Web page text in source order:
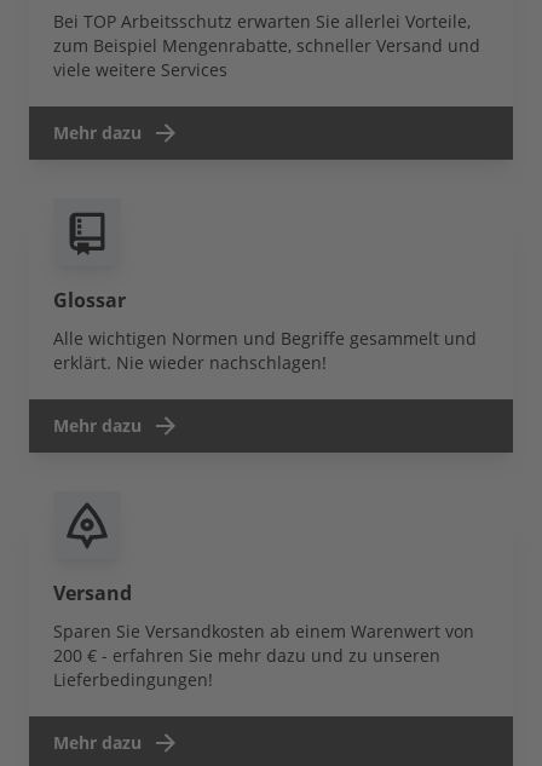
Bei TOP Arbeitsschutz erwarten Sie allerlei Vorteile,
zum Beispiel Mengenrabatte, schneller Versand und
viele weitere Services
Mehr dazu
Glossar
Alle wichtigen Normen und Begriffe gesammelt und
erklärt. Nie wieder nachschlagen!
Mehr dazu
Versand
Sparen Sie Versandkosten ab einem Warenwert von
200 € - erfahren Sie mehr dazu und zu unseren
Lieferbedingungen!
Mehr dazu